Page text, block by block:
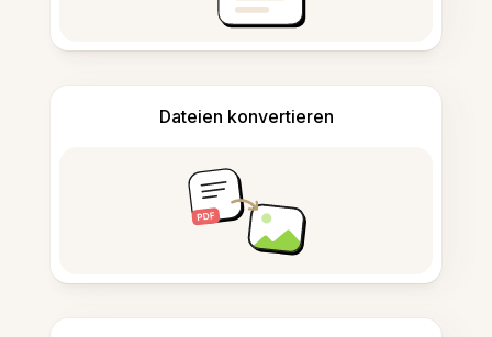
Dateien konvertieren